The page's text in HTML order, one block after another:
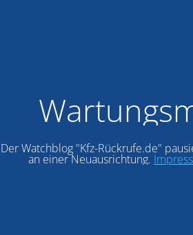
Der Watchblog "Kfz-Rückrufe.de"
an einer Neuausrichtung.